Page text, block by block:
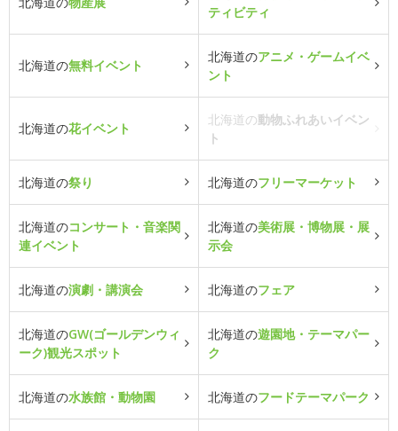
ティビティ
北海道の無料イベント
北海道のアニメ・ゲームイベ
ント
北海道の花イベント
北海道の動物ふれあいイベン
ト
北海道の祭り 北海道のフリーマーケット
北海道のコンサート・音楽関
連イベント
北海道の美術展・博物展・展
示会
北海道の演劇・講演会 北海道のフェア
北海道のGW(ゴールデンウィ
ーク)観光スポット
北海道の遊園地・テーマパー
ク
北海道の水族館・動物園 北海道のフードテーマパーク